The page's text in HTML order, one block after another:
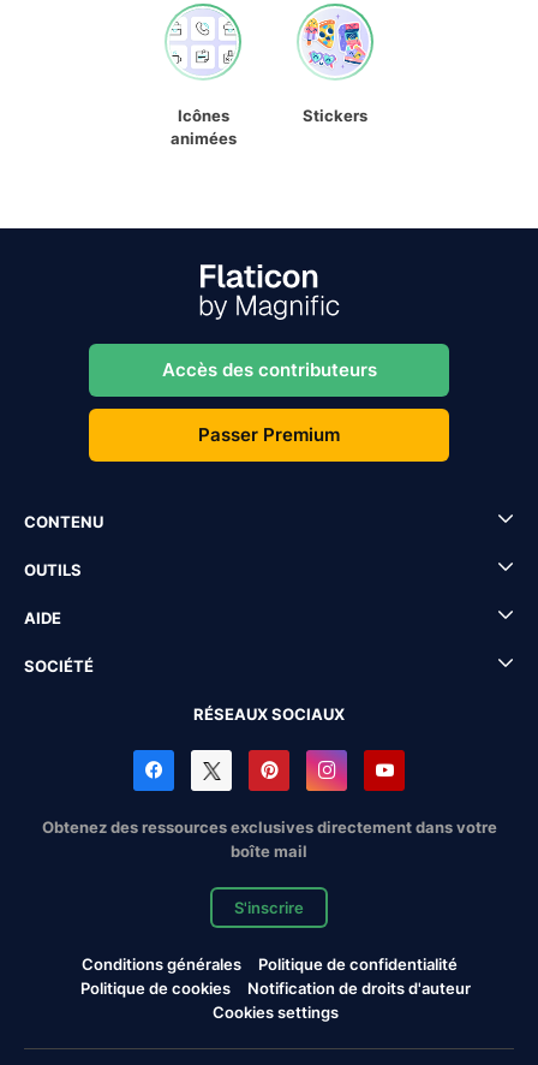
Icônes
animées
Stickers
Accès des contributeurs
Passer Premium
CONTENU
OUTILS
AIDE
SOCIÉTÉ
RÉSEAUX SOCIAUX
Obtenez des ressources exclusives directement dans votre
boîte mail
S'inscrire
Conditions générales
Politique de confidentialité
Politique de cookies
Notification de droits d'auteur
Cookies settings